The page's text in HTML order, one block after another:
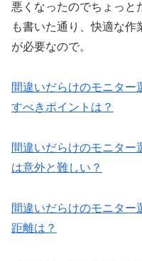
悪くなったのでちょっと
も書いた通り、快適な
が必要なので。
間違いだらけのモニター
すべきポイントは？
間違いだらけのモニター
は意外と難しい？
間違いだらけのモニター
距離は？